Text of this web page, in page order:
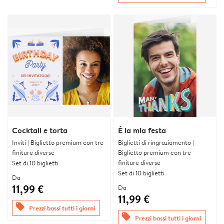
Cocktail e torta
Inviti | Biglietto premium con tre
finiture diverse
Set di 10 biglietti
Da
11,99 €
offers Prezzi bassi tutti i giorni
È la mia festa
Biglietti di ringraziamento |
Biglietto premium con tre
finiture diverse
Set di 10 biglietti
Da
11,99 €
offers Prezzi bassi tutti i giorni